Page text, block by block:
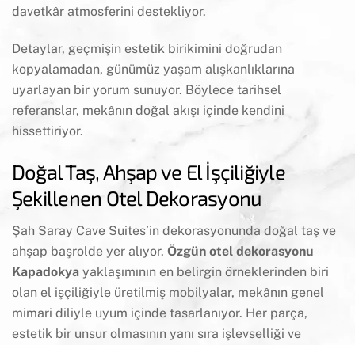
davetkâr atmosferini destekliyor.
Detaylar, geçmişin estetik birikimini doğrudan
kopyalamadan, günümüz yaşam alışkanlıklarına
uyarlayan bir yorum sunuyor. Böylece tarihsel
referanslar, mekânın doğal akışı içinde kendini
hissettiriyor.
Doğal Taş, Ahşap ve El İşçiliğiyle
Şekillenen Otel Dekorasyonu
Şah Saray Cave Suites’in dekorasyonunda doğal taş ve
ahşap başrolde yer alıyor. Özgün otel dekorasyonu
Kapadokya yaklaşımının en belirgin örneklerinden biri
olan el işçiliğiyle üretilmiş mobilyalar, mekânın genel
mimari diliyle uyum içinde tasarlanıyor. Her parça,
estetik bir unsur olmasının yanı sıra işlevselliği ve